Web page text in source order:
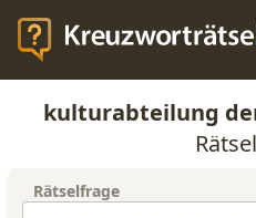
kulturabteilung
Rätselfrage